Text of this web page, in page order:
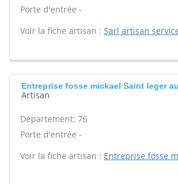
Porte d'entrée -
Voir la fiche artisan : Sarl artisan
Entreprise fosse mickael Saint leger
Artisan
Département: 76
Porte d'entrée -
Voir la fiche artisan : Entreprise fosse